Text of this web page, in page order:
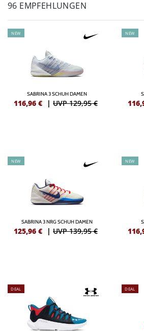
96 EMPFEHLUNGEN
NEW
SABRINA 3 SCHUH DAMEN
116,96 € | UVP 129,95 €
NEW
NEW
SABRINA 3 NRG SCHUH DAMEN
125,96 € | UVP 139,95 €
NEW
DEAL DEAL